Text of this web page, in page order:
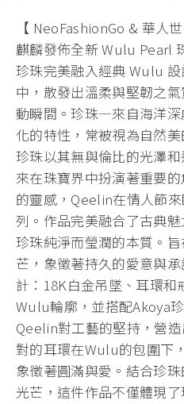
【 NeoFashionGo & 華人
麒麟發佈全新 Wulu Pearl
珍珠完美融入經典 Wulu
中，散發出溫柔與堅韌之
動瞬間。珍珠—來自海洋
化的特性，常被視為自然
珍珠以其無與倫比的光澤
來在珠寶界中扮演著重要
的靈感，Qeelin在情人節
列。作品完美融合了古典
珍珠純淨而瑩潤的本質。
芒，象徵著持久的愛意與
計：18K白金吊墜、耳環
Wulu輪廓，並搭配Akoya
Qeelin對工藝的堅持，營
對的耳環在Wulu的包圍下
象徵著圓滿與愛。結合珍
光芒，這件作品不僅體現